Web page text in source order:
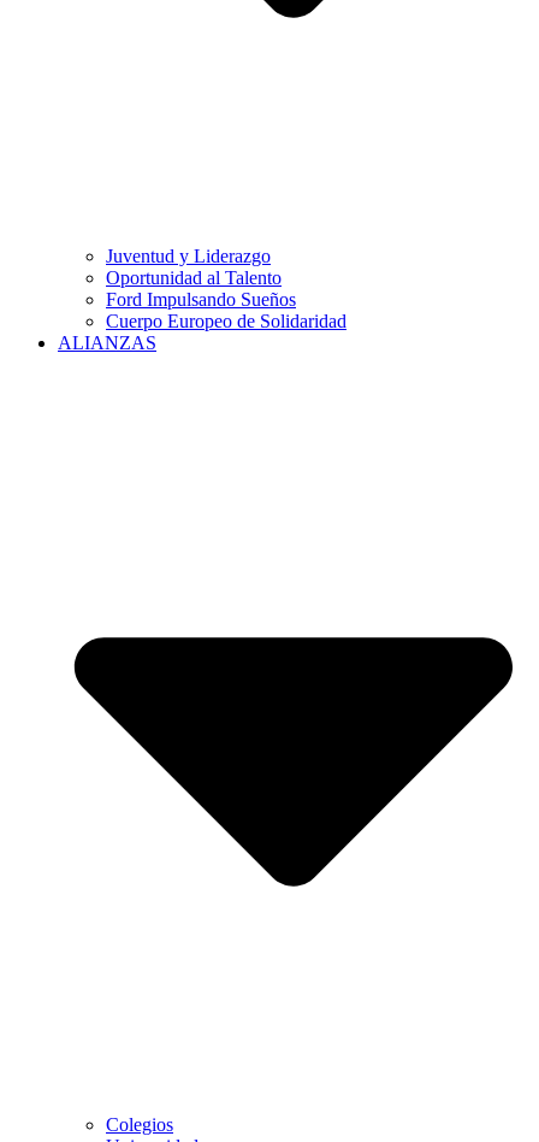
Juventud y Liderazgo
Oportunidad al Talento
Ford Impulsando Sueños
Cuerpo Europeo de Solidaridad
ALIANZAS
Colegios